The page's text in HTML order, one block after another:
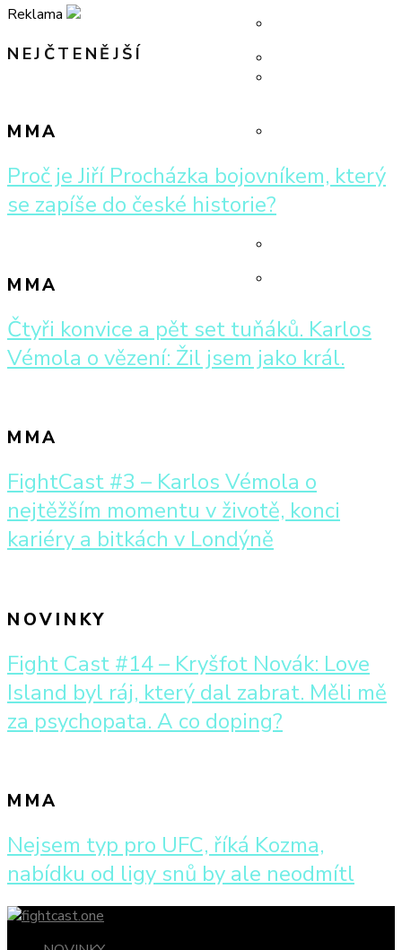
jsem úplně
zdravej
momentu v životě,
konci kariéry a
bitkách v Londýně
Bohužel na něj
nemám takový
vliv
Kníže o
Muradovovi:
Bohužel na něj
bojování s
hendikepem:
Doktor mi řekl, že
Reklama
NEJČTENĚJŠÍ
MMA
Proč je Jiří Procházka bojovníkem, který
se zapíše do české historie?
MMA
Čtyři konvice a pět set tuňáků. Karlos
Vémola o vězení: Žil jsem jako král.
MMA
FightCast #3 – Karlos Vémola o
nejtěžším momentu v životě, konci
kariéry a bitkách v Londýně
NOVINKY
Fight Cast #14 – Kryšfot Novák: Love
Island byl ráj, který dal zabrat. Měli mě
za psychopata. A co doping?
MMA
Nejsem typ pro UFC, říká Kozma,
nabídku od ligy snů by ale neodmítl